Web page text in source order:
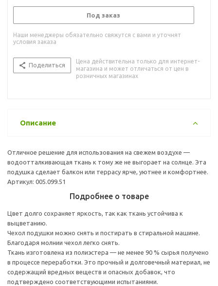
Под заказ
Наши менеджеры обязательно свяжутся с вами и уточнят
условия заказа
Поделиться
Цена действительна только для интернет-
магазина и может отличаться от цен в
розничных магазинах
Описание
Отличное решение для использования на свежем воздухе —
водоотталкивающая ткань к тому же не выгорает на солнце. Эта
подушка сделает балкон или террасу ярче, уютнее и комфортнее.
Артикул: 005.099.51
Подробнее о товаре
Цвет долго сохраняет яркость, так как ткань устойчива к
выцветанию.
Чехол подушки можно снять и постирать в стиральной машине.
Благодаря молнии чехол легко снять.
Ткань изготовлена из полиэстера — не менее 90 % сырья получено
в процессе переработки. Это прочный и долговечный материал, не
содержащий вредных веществ и опасных добавок, что
подтверждено соответствующими испытаниями.